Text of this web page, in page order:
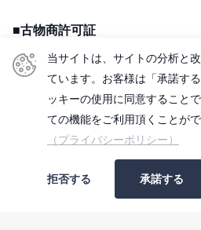
■古物商許可証
株式会社センチュリー
＜古物商許可証＞
東京都公安委員会
第306609903513号
■適格請求書発行事業者
登録番号：T2010501006740
当サイトは、サイトの分析と
ています。お客様は「承諾す
ッキーの使用に同意すること
ての機能をご利用頂くことがで
（プライバシーポリシー）
拒否する 承諾する